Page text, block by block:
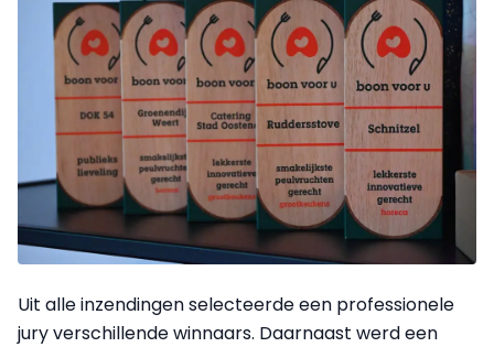
Uit alle inzendingen selecteerde een professionele
jury verschillende winnaars. Daarnaast werd een